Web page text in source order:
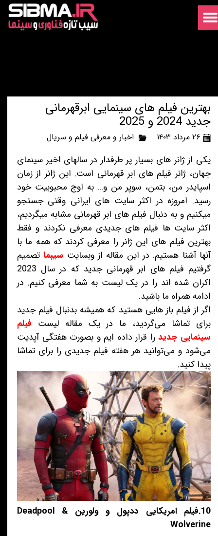
بهترین فیلم های سینمایی ابرقهرمانی
جدید 2024 و 2025
۲۶ مرداد ۱۴۰۳ اخبار و معرفی فیلم و سریال
یکی از ژانر های بسیار پر طرفدار در سالهای اخیر سینمای
جهان، ژانر فیلم های ابر قهرمانی است. این ژانر از زمان
اسپایدر من، بتمن، سوپر من و... به اوج محبوبیت خود
رسید. امروزه در اکثر سایت های ایرانی وقتی جستجو
میکنیم و به دنبال فیلم های ابر قهرمانی مشابه میگردیم،
اکثر سایت ها فیلم های جدیدی معرفی نکردند و فقط
بهترین فیلم های این ژانر را معرفی کردند که همه ما با
آنها آشنا هستیم. در این مقاله از وبسایت سیبما تصمیم
گرفتیم فیلم های ابر قهرمانی جدید که در سال 2023
اکران شده اند را در یک لیست به شما معرفی کنیم. در
ادامه همراه ما باشید.
اگر از فیلم باز هایی هستید که همیشه بدنبال فیلم جدید
برای تماشا می‌گردید، ما در یک مقاله لیست فیلم
سینمایی جدیدرا قرار داده ایم و بصورت هفتگی آپدیت
می‌شود و می‌توانید هر هفته فیلم جدیدی را برای تماشا
پیدا کنید.
10.فیلم امریکایی ددپول و ولورین Deadpool &
Wolverine